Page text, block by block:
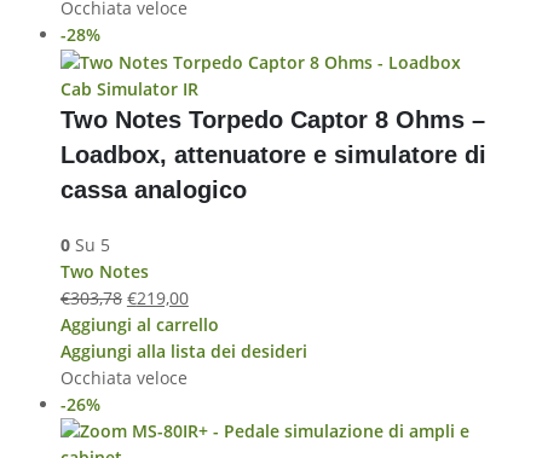
Occhiata veloce
-28%
Cab Simulator IR
Two Notes Torpedo Captor 8 Ohms –
Loadbox, attenuatore e simulatore di
cassa analogico
0Su 5
Two Notes
€303,78 €219,00
Aggiungi al carrello
Aggiungi alla lista dei desideri
Occhiata veloce
-26%